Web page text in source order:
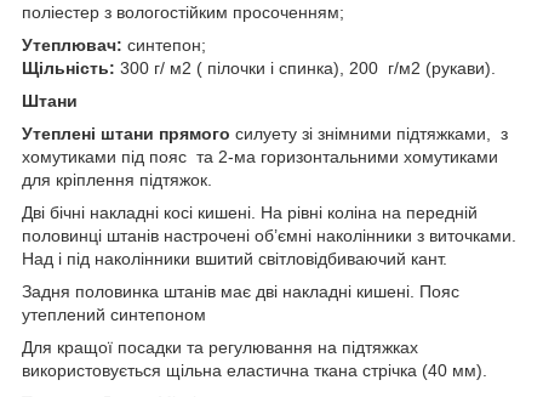
поліестер з вологостійким просоченням;
Утеплювач: синтепон;
Щільність: 300 г/ м2 ( пілочки і спинка), 200 г/м2 (рукави).
Штани
Утеплені штани прямого силуету зі знімними підтяжками, з
хомутиками під пояс та 2-ма горизонтальними хомутиками
для кріплення підтяжок.
Дві бічні накладні косі кишені. На рівні коліна на передній
половинці штанів настрочені об’ємні наколінники з виточками.
Над і під наколінники вшитий світловідбиваючий кант.
Задня половинка штанів має дві накладні кишені. Пояс
утеплений синтепоном
Для кращої посадки та регулювання на підтяжках
використовується щільна еластична ткана стрічка (40 мм).